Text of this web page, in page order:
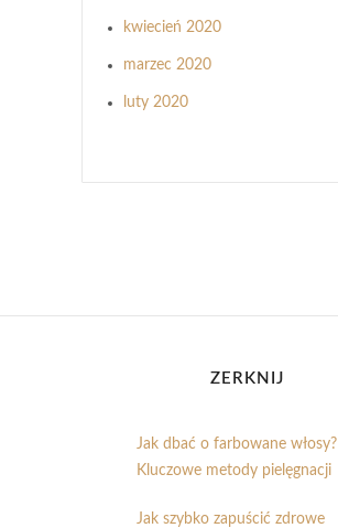
kwiecień 2020
marzec 2020
luty 2020
ZERKNIJ
Jak dbać o farbowane włosy?
Kluczowe metody pielęgnacji
Jak szybko zapuścić zdrowe